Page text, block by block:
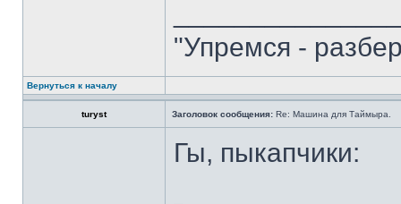
"Упремся -
Вернуться к началу
turyst Заголовок сообщения: Re: Машина для Таймыра.
Гы, пыкапчики: